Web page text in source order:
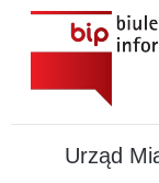
Urząd